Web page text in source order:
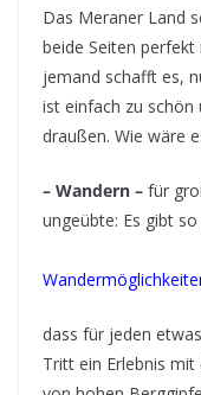
Das Meraner Land
beide Seiten
jemand schafft es,
ist einfach zu schön
draußen. Wie wäre
– Wandern – für
ungeübte: Es gibt so
dass für jeden
Tritt ein Erlebnis